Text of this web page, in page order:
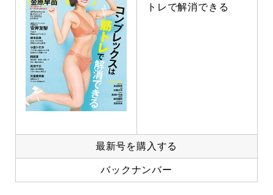
トレで解消できる
最新号を購入する
バックナンバー